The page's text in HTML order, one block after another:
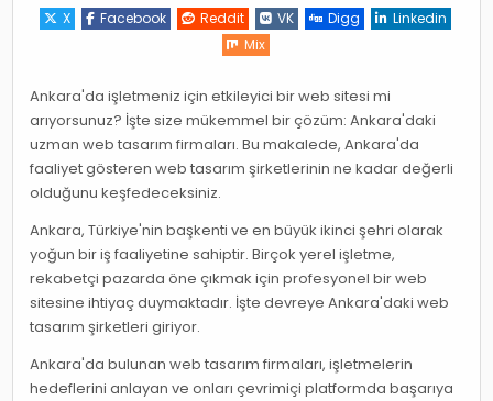
X
Facebook Reddit VK Digg
Linkedin
Mix
Ankara'da işletmeniz için etkileyici bir web sitesi mi
arıyorsunuz? İşte size mükemmel bir çözüm: Ankara'daki
uzman web tasarım firmaları. Bu makalede, Ankara'da
faaliyet gösteren web tasarım şirketlerinin ne kadar değerli
olduğunu keşfedeceksiniz.
Ankara, Türkiye'nin başkenti ve en büyük ikinci şehri olarak
yoğun bir iş faaliyetine sahiptir. Birçok yerel işletme,
rekabetçi pazarda öne çıkmak için profesyonel bir web
sitesine ihtiyaç duymaktadır. İşte devreye Ankara'daki web
tasarım şirketleri giriyor.
Ankara'da bulunan web tasarım firmaları, işletmelerin
hedeflerini anlayan ve onları çevrimiçi platformda başarıya